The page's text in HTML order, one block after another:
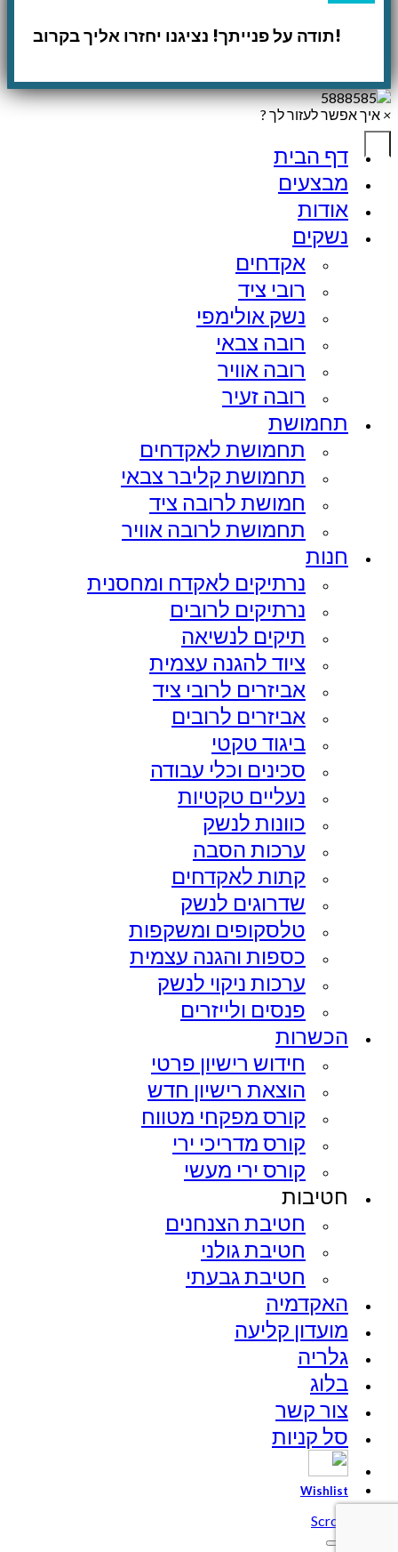
!תודה על פנייתך! נציגנו יחזרו אליך בקרוב
× איך אפשר לעזור לך ?
דף הבית
מבצעים
אודות
נשקים
אקדחים
רובי ציד
נשק אולימפי
רובה צבאי
רובה אוויר
רובה זעיר
תחמושת
תחמושת לאקדחים
תחמושת קליבר צבאי
חמושת לרובה ציד
תחמושת לרובה אוויר
חנות
נרתיקים לאקדח ומחסנית
נרתיקים לרובים
תיקים לנשיאה
ציוד להגנה עצמית
אביזרים לרובי ציד
אביזרים לרובים
ביגוד טקטי
סכינים וכלי עבודה
נעליים טקטיות
כוונות לנשק
ערכות הסבה
קתות לאקדחים
שדרוגים לנשק
טלסקופים ומשקפות
כספות והגנה עצמית
ערכות ניקוי לנשק
פנסים ולייזרים
הכשרות
חידוש רישיון פרטי
הוצאת רישיון חדש
קורס מפקחי מטווח
קורס מדריכי ירי
קורס ירי מעשי
חטיבות
חטיבת הצנחנים​
חטיבת גולני
חטיבת גבעתי
האקדמיה
מועדון קליעה
גלריה
בלוג
צור קשר
סל קניות
Wishlist
Scroll To Top